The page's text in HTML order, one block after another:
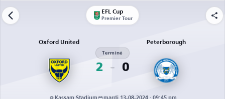
EFL Cup
Premier Tour
Oxford United
2
Terminé
0
Peterborough